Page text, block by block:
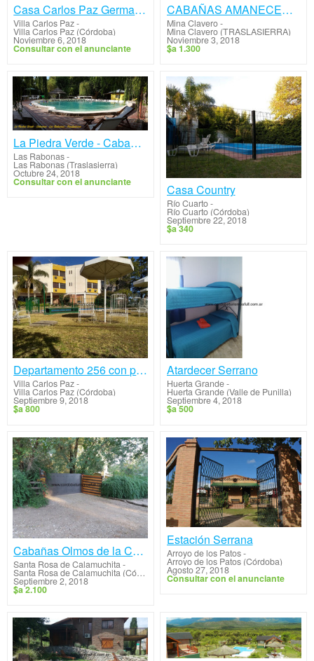
Casa Carlos Paz German-cito
Villa Carlos Paz-
Villa Carlos Paz (Córdoba)
Noviembre 6, 2018
Consultar con el anunciante
CABAÑAS AMANECER Y CANELA
Mina Clavero-
Mina Clavero (TRASLASIERRA)
Noviembre 3, 2018
$a 1.300
La Piedra Verde - Cabañas
Las Rabonas-
Las Rabonas (Traslasierra)
Octubre 24, 2018
Consultar con el anunciante
Casa Country
Río Cuarto-
Río Cuarto (Córdoba)
Septiembre 22, 2018
$a 340
Departamento 256 con pileta cerca del lago
Villa Carlos Paz-
Villa Carlos Paz (Córdoba)
Septiembre 9, 2018
$a 800
Atardecer Serrano
Huerta Grande-
Huerta Grande (Valle de Punilla)
Septiembre 4, 2018
$a 500
Cabañas Olmos de la Colina
Santa Rosa de Calamuchita-
Santa Rosa de Calamuchita (Córdoba)
Septiembre 2, 2018
$a 2.100
Estación Serrana
Arroyo de los Patos-
Arroyo de los Patos (Córdoba)
Agosto 27, 2018
Consultar con el anunciante